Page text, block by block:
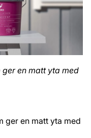
en matt yta med
ger en matt yta med